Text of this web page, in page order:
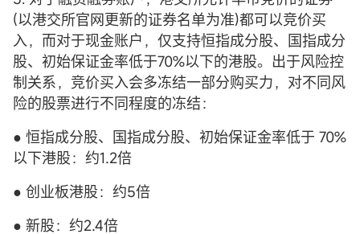
(以港交所官网更新的证券名单为准)都可以竞价买
入，而对于现金账户，仅支持恒指成分股、国指成分
股、初始保证金率低于70%以下的港股。出于风险控
制关系，竞价买入会多冻结一部分购买力，对不同风
险的股票进行不同程度的冻结：
● 恒指成分股、国指成分股、初始保证金率低于 70%
以下港股：约1.2倍
● 创业板港股：约5倍
● 新股：约2.4倍